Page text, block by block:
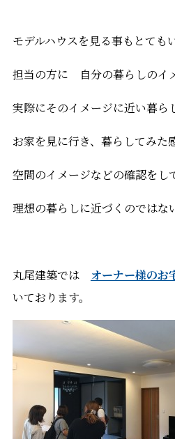
モデルハウスを見る事もとても
担当の方に 自分の暮らしのイ
実際にそのイメージに近い暮ら
お家を見に行き、暮らしてみた
空間のイメージなどの確認をし
理想の暮らしに近づくのではな
丸尾建築では オーナー様のお
いております。